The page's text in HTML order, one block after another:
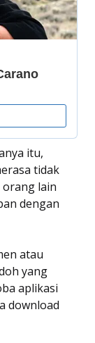
itu,
tidak
lain
dengan
atau
yang
aplikasi
download